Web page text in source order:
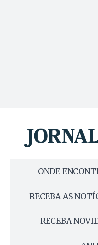
ONDE
RECEBA AS
RECEBA